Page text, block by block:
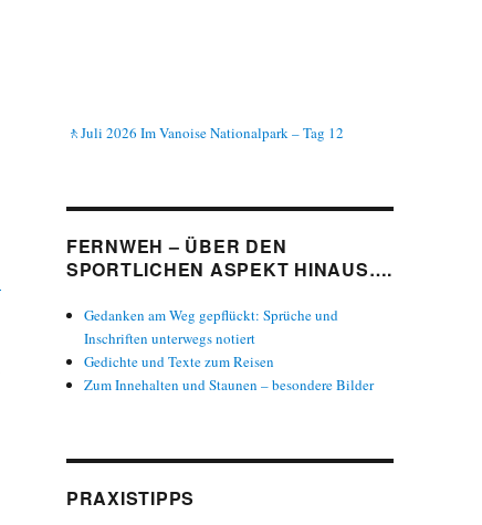
🚶Juli 2026 Im Vanoise Nationalpark – Tag 12
FERNWEH – ÜBER DEN
SPORTLICHEN ASPEKT HINAUS….
Gedanken am Weg gepflückt: Sprüche und
Inschriften unterwegs notiert
Gedichte und Texte zum Reisen
Zum Innehalten und Staunen – besondere Bilder
PRAXISTIPPS